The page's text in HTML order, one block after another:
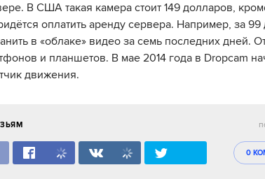
В США такая камера стоит 149 долларов,
оплатить аренду сервера. Например, за
в «облаке» видео за семь последних дней.
и планшетов. В мае 2014 года в Dropcam
движения.
0